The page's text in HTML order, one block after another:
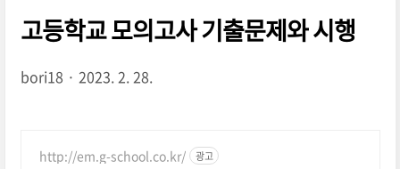
고등학교 모의고사 기출문제와 시행
bori18 2023. 2. 28.
http://em.g-school.co.kr/ 광고